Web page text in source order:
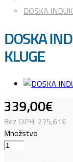
DOSKA
DOSKA
KLUGE
339,00€
Bez DPH: 275,61€
Množstvo